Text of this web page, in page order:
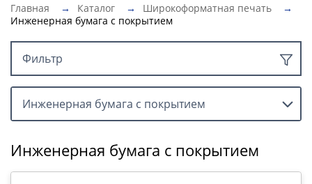
Главная → Каталог → Широкоформатная печать
→
Инженерная бумага с покрытием
Фильтр
Инженерная бумага с покрытием
Инженерная бумага с покрытием